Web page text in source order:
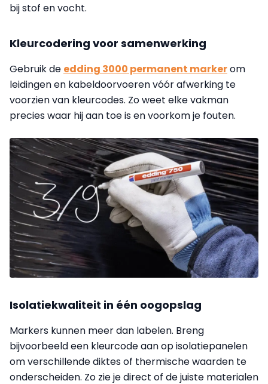
bij stof en vocht.
Kleurcodering voor samenwerking
Gebruik de edding 3000 permanent markerom
leidingen en kabeldoorvoeren vóór afwerking te
voorzien van kleurcodes. Zo weet elke vakman
precies waar hij aan toe is en voorkom je fouten.
Isolatiekwaliteit in één oogopslag
Markers kunnen meer dan labelen. Breng
bijvoorbeeld een kleurcode aan op isolatiepanelen
om verschillende diktes of thermische waarden te
onderscheiden. Zo zie je direct of de juiste materialen